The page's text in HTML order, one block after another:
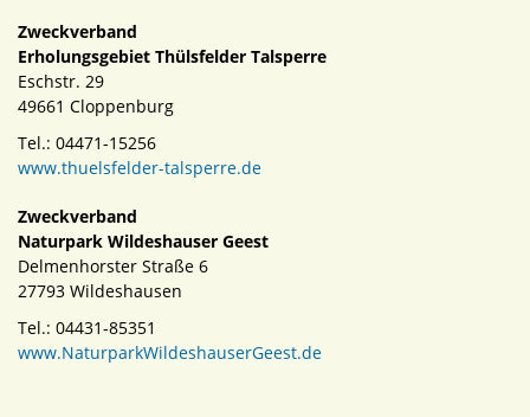
Zweckverband
Erholungsgebiet Thülsfelder Talsperre
Eschstr. 29
49661 Cloppenburg
Tel.: 04471-15256
www.thuelsfelder-talsperre.de
Zweckverband
Naturpark Wildeshauser Geest
Delmenhorster Straße 6
27793 Wildeshausen
Tel.: 04431-85351
www.NaturparkWildeshauserGeest.de